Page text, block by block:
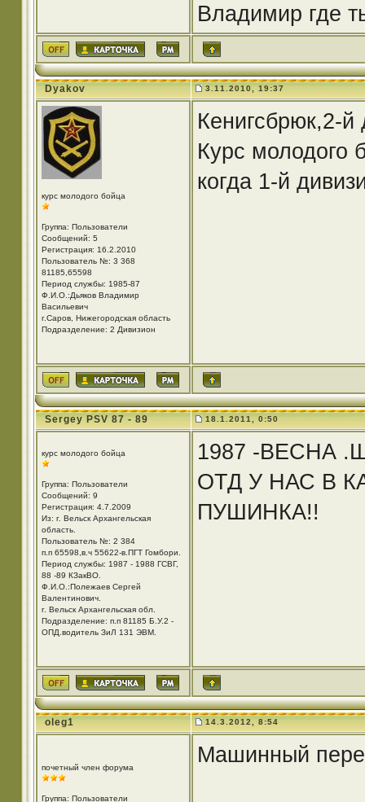
Владимир где
Dyakov 3.11.2010, 19:37
курс молодого бойца
Группа: Пользователи
Сообщений: 5
Регистрация: 16.2.2010
Пользователь №: 3 368
81185,65598
Период службы: 1985-87
Ф.И.О.:Дьяков Владимир
Васильевич
г.Саров, Нижегородская область
Подразделение: 2 Дивизион
Кенигсбрюк,2-
Курс молодого
когда 1-й
Sergey PSV 87 - 89 18.1.2011, 0:50
курс молодого бойца
Группа: Пользователи
Сообщений: 9
Регистрация: 4.7.2009
Из: г. Вельск Архангельская
область.
Пользователь №: 2 384
п.п 65598,в.ч 55622-в.ПГТ Гомбори.
Период службы: 1987 - 1988 ГСВГ,
88 -89 КЗакВО.
Ф.И.О.:Полежаев Сергей
Валентинович.
г. Вельск Архангельская обл.
Подразделение: п.п 81185 Б.У.2 -
ОПД.водитель ЗиЛ 131 ЭВМ.
1987 -ВЕСНА
ОТД У НАС В
ПУШИНКА!!
oleg1 14.3.2012, 8:54
почетный член форума
Группа: Пользователи
Машинный